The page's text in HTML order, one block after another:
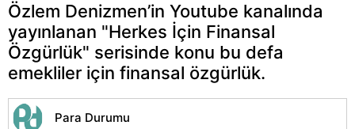
Özlem Denizmen’in Youtube kanalında
yayınlanan "Herkes İçin Finansal
Özgürlük" serisinde konu bu defa
emekliler için finansal özgürlük.
Para Durumu